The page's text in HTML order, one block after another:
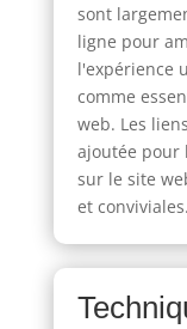
sont
ligne pour
l'expérience
comme
web. Les
ajoutée pour
sur le site
et conviviales.